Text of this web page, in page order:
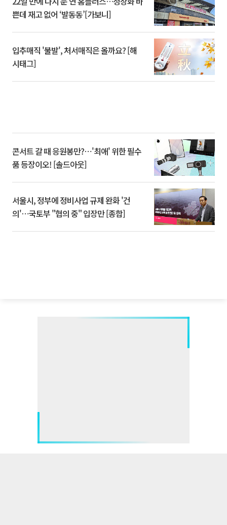
쁜데 재고 없어 ‘발동동’[가보니]
입추매직 '불발', 처서매직은 올까요? [해
시태그]
콘서트 갈 때 응원봉만?⋯'최애' 위한 필수
품 등장이오! [솔드아웃]
서울시, 정부에 정비사업 규제 완화 '건
의'⋯국토부 "협의 중" 입장만 [종합]